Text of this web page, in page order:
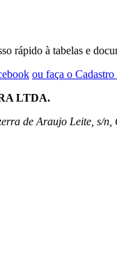
rápido à tabelas e
ou faça o
LTDA.
de Araujo Leite, s/